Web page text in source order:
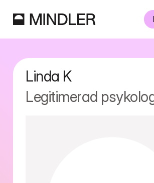
Information
Övriga tjänster
Linda K
Legitimerad